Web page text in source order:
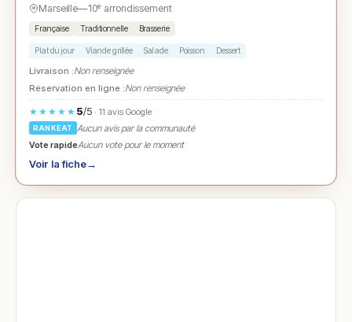
Marseille—10ᵉ arrondissement
Française Traditionnelle Brasserie
Plat du jour Viande grillée Salade Poisson Dessert
Livraison :Non renseignée
Réservation en ligne :Non renseignée
★★★★★ 5/5· 11 avis Google
RANKEAT
Aucun avis par la communauté
Vote rapideAucun vote pour le moment
Voir la fiche→